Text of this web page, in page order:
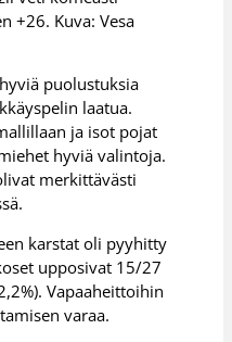
+26. Kuva: Vesa
puolustuksia
laatua.
ja isot pojat
hyviä valintoja.
merkittävästi
karstat oli pyyhitty
upposivat 15/27
Vapaaheittoihin
varaa.